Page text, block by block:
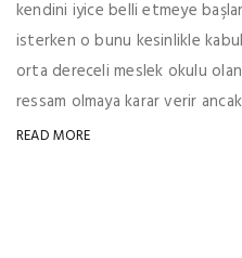
kendini iyice belli etmeye
isterken o bunu kesinlikle
orta dereceli meslek okulu
ressam olmaya karar verir
READ MORE